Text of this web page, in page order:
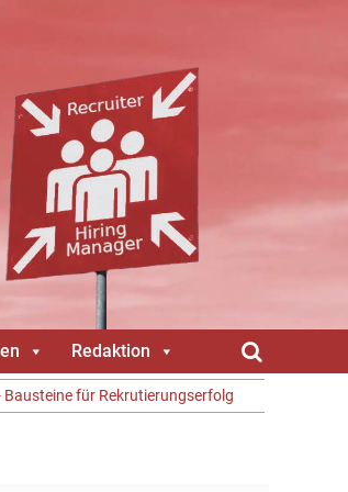
Bausteine für Rekrutierungserfolg
Redaktion